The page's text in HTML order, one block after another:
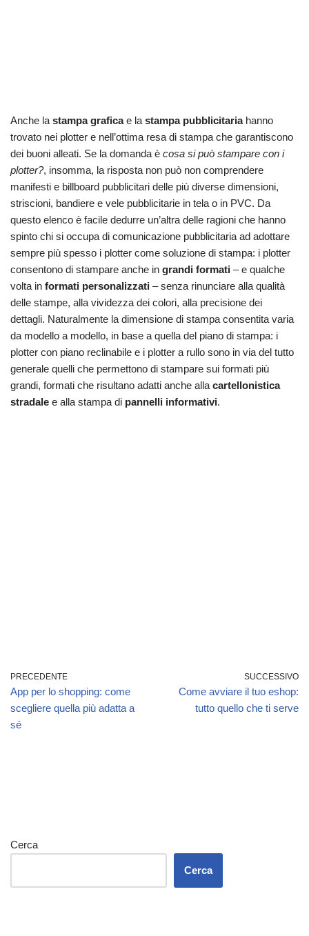
Anche la stampa graficae la stampa pubblicitariahanno
trovato nei plotter e nell’ottima resa di stampa che garantiscono
dei buoni alleati. Se la domanda è cosa si può stampare con i
plotter?, insomma, la risposta non può non comprendere
manifesti e billboard pubblicitari delle più diverse dimensioni,
striscioni, bandiere e vele pubblicitarie in tela o in PVC. Da
questo elenco è facile dedurre un’altra delle ragioni che hanno
spinto chi si occupa di comunicazione pubblicitaria ad adottare
sempre più spesso i plotter come soluzione di stampa: i plotter
consentono di stampare anche in grandi formati – e qualche
volta in formati personalizzati – senza rinunciare alla qualità
delle stampe, alla vividezza dei colori, alla precisione dei
dettagli. Naturalmente la dimensione di stampa consentita varia
da modello a modello, in base a quella del piano di stampa: i
plotter con piano reclinabile e i plotter a rullo sono in via del tutto
generale quelli che permettono di stampare sui formati più
grandi, formati che risultano adatti anche alla cartellonistica
stradale e alla stampa di pannelli informativi.
PRECEDENTE
App per lo shopping: come
scegliere quella più adatta a
sé
SUCCESSIVO
Come avviare il tuo eshop:
tutto quello che ti serve
Cerca
Cerca